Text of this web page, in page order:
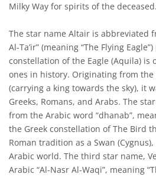
Milky Way for spirits of the deceased.
The star name Altair is abbreviated
Al-Ta’ir” (meaning “The Flying
constellation of the Eagle (Aquila) is
ones in history. Originating from the
(carrying a king towards the sky), it
Greeks, Romans, and Arabs. The
from the Arabic word “dhanab”,
the Greek constellation of The Bird
Roman tradition as a Swan
Arabic world. The third star name,
Arabic “Al-Nasr Al-Waqi”, meaning